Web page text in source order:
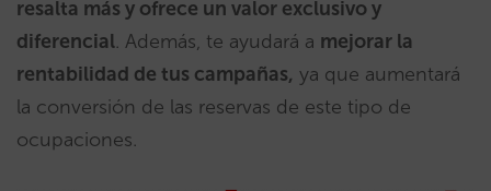
resalta más y ofrece un valor exclusivo y
diferencial. Además, te ayudará a mejorar la
rentabilidad de tus campañas, ya que aumentará
la conversión de las reservas de este tipo de
ocupaciones.